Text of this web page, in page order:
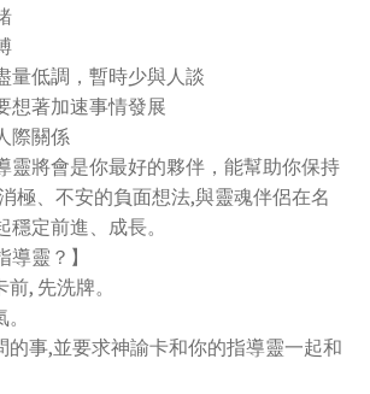
低調，暫時少與人談
著加速事情發展
際關係
靈將會是你最好的夥伴，能幫助你保持
極、不安的負面想法,與靈魂伴侶在名
定前進、成長。
導靈？】
, 先洗牌。
的事,並要求神諭卡和你的指導靈一起和